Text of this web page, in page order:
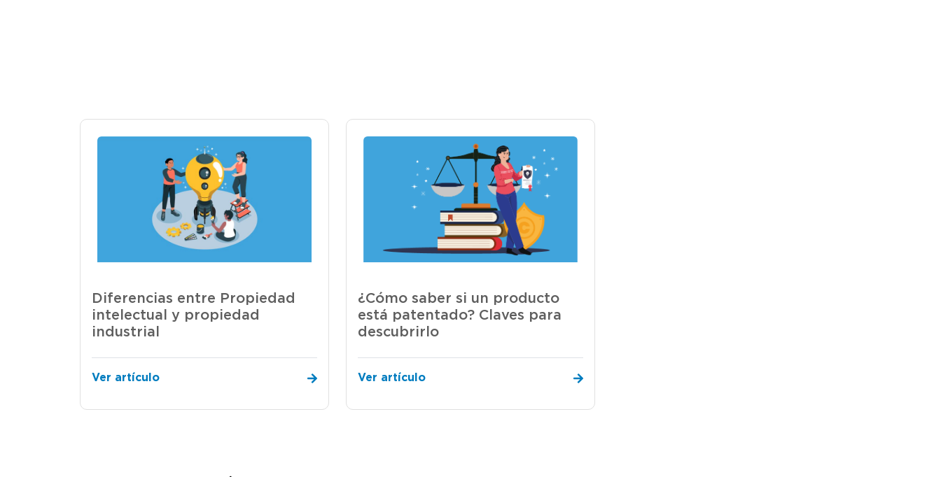
Diferencias entre Propiedad
intelectual y propiedad
industrial
Ver artículo
¿Cómo saber si un producto
está patentado? Claves para
descubrirlo
Ver artículo